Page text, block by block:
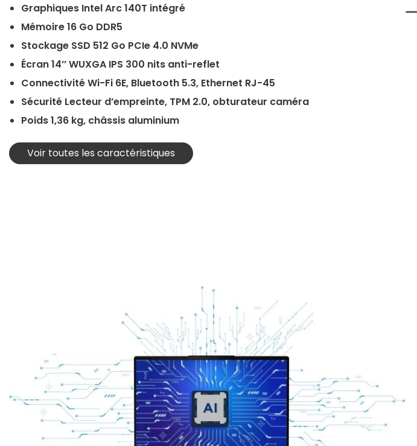
Graphiques Intel Arc 140T intégré
Mémoire 16 Go DDR5
Stockage SSD 512 Go PCIe 4.0 NVMe
Écran 14’’ WUXGA IPS 300 nits anti-reflet
Connectivité Wi-Fi 6E, Bluetooth 5.3, Ethernet RJ-45
Sécurité Lecteur d’empreinte, TPM 2.0, obturateur caméra
Poids 1,36 kg, châssis aluminium
Voir toutes les caractéristiques